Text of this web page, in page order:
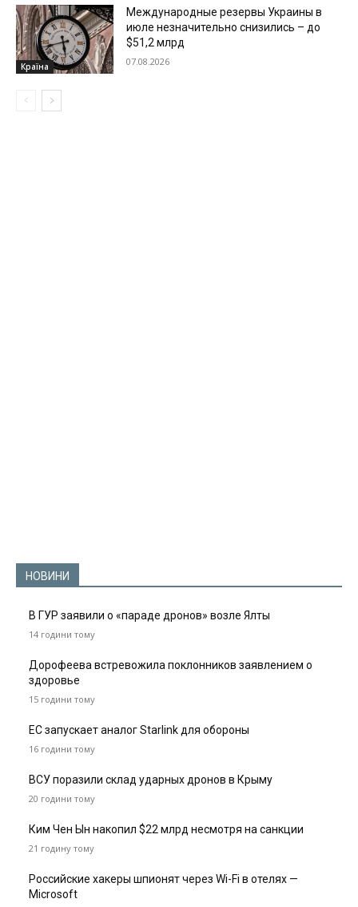
Країна
Международные резервы Украины в
июле незначительно снизились – до
$51,2 млрд
07.08.2026
НОВИНИ
В ГУР заявили о «параде дронов» возле Ялты
14 години тому
Дорофеева встревожила поклонников заявлением о
здоровье
15 години тому
ЕС запускает аналог Starlink для обороны
16 години тому
ВСУ поразили склад ударных дронов в Крыму
20 години тому
Ким Чен Ын накопил $22 млрд несмотря на санкции
21 годину тому
Российские хакеры шпионят через Wi-Fi в отелях —
Microsoft